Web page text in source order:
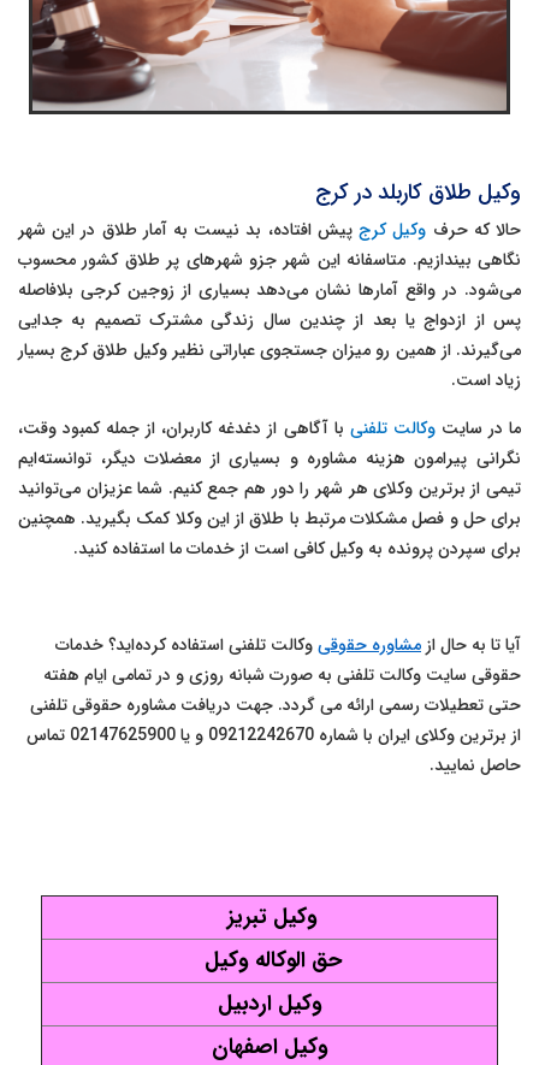
وکیل طلاق کاربلد در کرج
حالا که حرف وکیل کرجپیش افتاده، بد نیست به آمار طلاق در این شهر
نگاهی بیندازیم. متاسفانه این شهر جزو شهرهای پر طلاق کشور محسوب
می‌شود. در واقع آمارها نشان می‌دهد بسیاری از زوجین کرجی بلافاصله
پس از ازدواج یا بعد از چندین سال زندگی مشترک تصمیم به جدایی
می‌گیرند. از همین رو میزان جستجوی عباراتی نظیر وکیل طلاق کرج بسیار
زیاد است.
ما در سایتوکالت تلفنی با آگاهی از دغدغه کاربران، از جمله کمبود وقت،
نگرانی پیرامون هزینه مشاوره و بسیاری از معضلات دیگر، توانسته‌ایم
تیمی از برترین وکلای هر شهر را دور هم جمع کنیم. شما عزیزان می‌توانید
برای حل و فصل مشکلات مرتبط با طلاق از این وکلا کمک بگیرید. همچنین
برای سپردن پرونده به وکیل کافی است از خدمات ما استفاده کنید.
آیا تا به حال از مشاوره حقوقیوکالت تلفنی استفاده کرده‌اید؟خدمات
حقوقی سایت وکالت تلفنی به صورت شبانه روزی و در تمامی ایام هفته
حتی تعطیلات رسمی ارائه می گردد. جهت دریافت مشاوره حقوقی تلفنی
از برترین وکلای ایران با شماره 09212242670 و یا 02147625900 تماس
حاصل نمایید.
وکیل تبریز
حق الوکاله وکیل
وکیل اردبیل
وکیل اصفهان